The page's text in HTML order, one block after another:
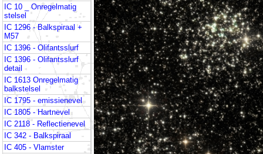
IC 10 _ Onregelmatig
stelsel
IC 1296 - Balkspiraal +
M57
IC 1396 - Olifantsslurf
IC 1396 - Olifantsslurf
detail
IC 1613 Onregelmatig
balkstelsel
IC 1795 - emissienevel
IC 1805 - Hartnevel
IC 2118 - Reflectienevel
IC 342 - Balkspiraal
IC 405 - Vlamster